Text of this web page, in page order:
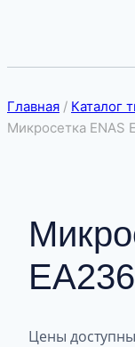
Главная / Каталог
Микросетка ENAS
Цены